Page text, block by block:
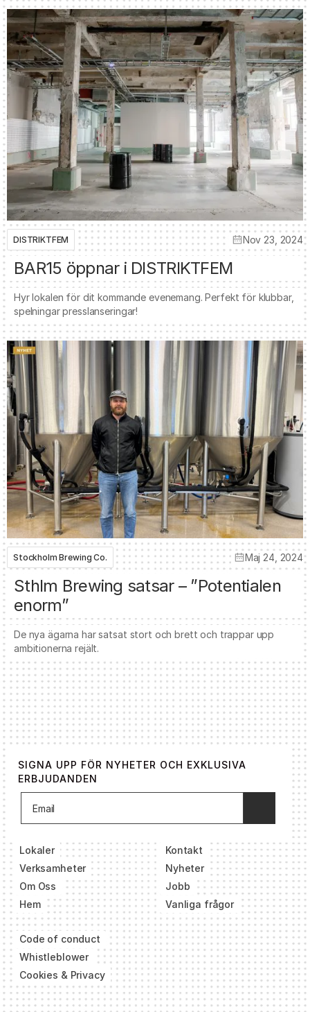
DISTRIKTFEM Nov 23, 2024
BAR15 öppnar i DISTRIKTFEM
Hyr lokalen för dit kommande evenemang. Perfekt för klubbar,
spelningar presslanseringar!
Stockholm Brewing Co. Maj 24, 2024
Sthlm Brewing satsar – ”Potentialen
enorm”
De nya ägarna har satsat stort och brett och trappar upp
ambitionerna rejält.
SIGNA UPP FÖR NYHETER OCH EXKLUSIVA
ERBJUDANDEN
Lokaler
Verksamheter
Om Oss
Hem
Kontakt
Nyheter
Jobb
Vanliga frågor
Code of conduct
Whistleblower
Cookies & Privacy